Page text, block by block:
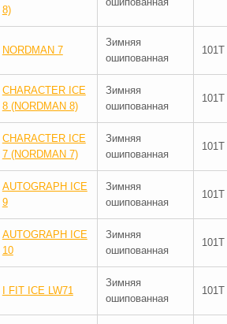
8)
NORDMAN 7
Зимняя
ошипованная
101T
CHARACTER ICE
8 (NORDMAN 8)
Зимняя
ошипованная
101T
CHARACTER ICE
7 (NORDMAN 7)
Зимняя
ошипованная
101T
AUTOGRAPH ICE
9
Зимняя
ошипованная
101T
AUTOGRAPH ICE
10
Зимняя
ошипованная
101T
I FIT ICE LW71
Зимняя
ошипованная
101T